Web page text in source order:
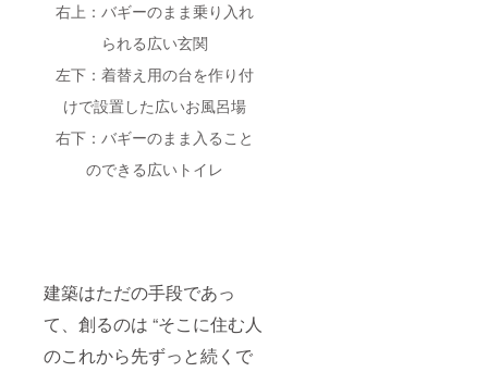
右上：バギーのまま乗り入れ
られる広い玄関
左下：着替え用の台を作り付
けで設置した広いお風呂場
右下：バギーのまま入ること
のできる広いトイレ
建築はただの手段であっ
て、創るのは “そこに住む人
のこれから先ずっと続くで